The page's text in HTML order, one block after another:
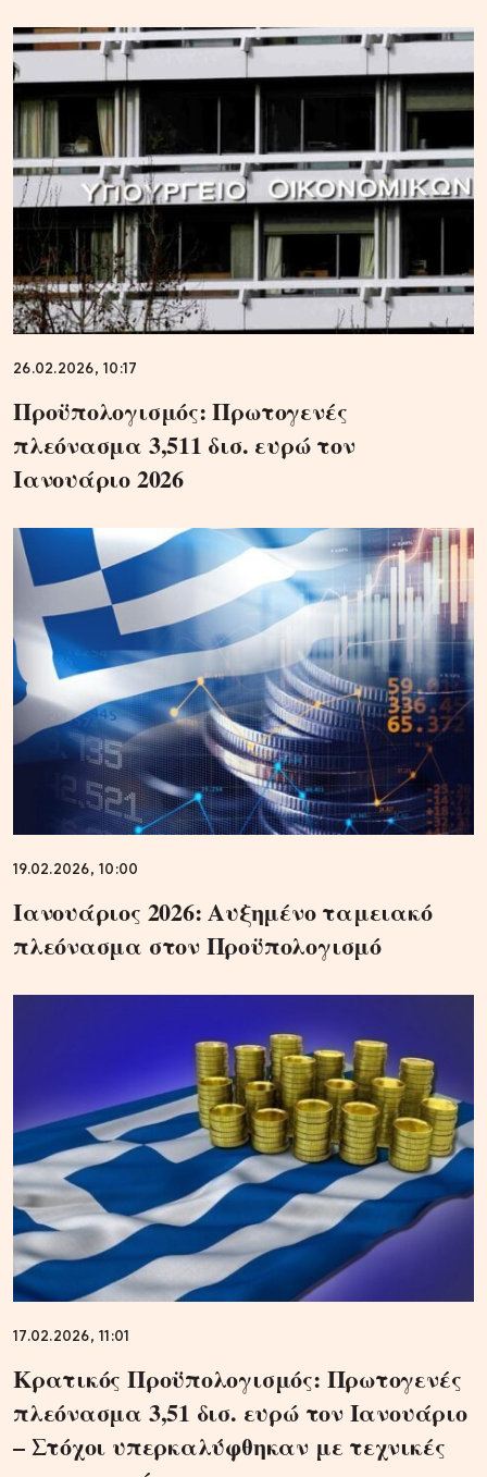
26.02.2026, 10:17
Προϋπολογισμός: Πρωτογενές
πλεόνασμα 3,511 δισ. ευρώ τον
Ιανουάριο 2026
19.02.2026, 10:00
Ιανουάριος 2026: Αυξημένο ταμειακό
πλεόνασμα στον Προϋπολογισμό
17.02.2026, 11:01
Κρατικός Προϋπολογισμός: Πρωτογενές
πλεόνασμα 3,51 δισ. ευρώ τον Ιανουάριο
– Στόχοι υπερκαλύφθηκαν με τεχνικές